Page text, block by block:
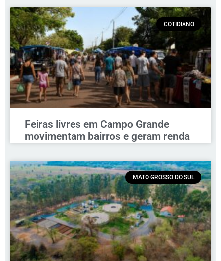
COTIDIANO
Feiras livres em Campo Grande
movimentam bairros e geram renda
MATO GROSSO DO SUL